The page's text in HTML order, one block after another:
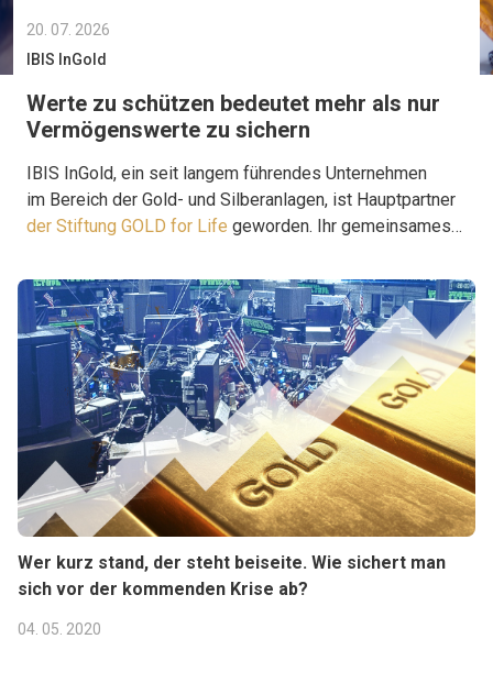
20. 07. 2026
IBIS InGold
Werte zu schützen bedeutet mehr als nur
Vermögenswerte zu sichern
IBIS InGold, ein seit langem führendes Unternehmen
im Bereich der Gold- und Silberanlagen, ist Hauptpartner
der Stiftung GOLD for Life geworden. Ihr gemeinsames
leisten, wo sie wirklich gebraucht wird.
Wer kurz stand, der steht beiseite. Wie sichert man
sich vor der kommenden Krise ab?
04. 05. 2020